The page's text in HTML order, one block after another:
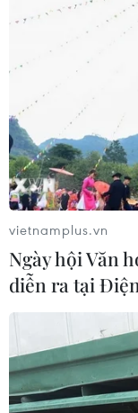
vietnamplus.vn
Ngày hội Văn
diễn ra tại